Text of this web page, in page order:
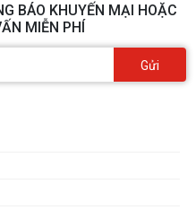
BÁO KHUYẾN MẠI HOẶC
MIỄN PHÍ
Gửi